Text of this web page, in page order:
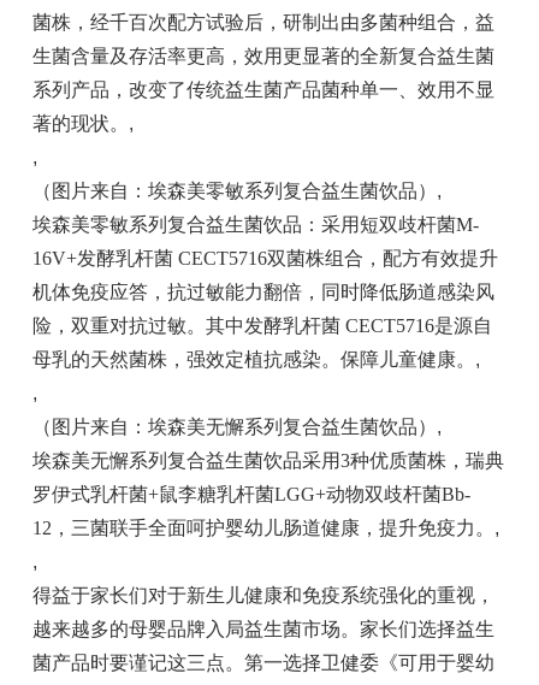
菌株，经千百次配方试验后，研制出由多菌种组合，益
生菌含量及存活率更高，效用更显著的全新复合益生菌
系列产品，改变了传统益生菌产品菌种单一、效用不显
著的现状。 ,
,
（图片来自：埃森美零敏系列复合益生菌饮品） ,
埃森美零敏系列复合益生菌饮品：采用短双歧杆菌M-
16V+发酵乳杆菌 CECT5716双菌株组合，配方有效提升
机体免疫应答，抗过敏能力翻倍，同时降低肠道感染风
险，双重对抗过敏。其中发酵乳杆菌 CECT5716是源自
母乳的天然菌株，强效定植抗感染。保障儿童健康。 ,
,
（图片来自：埃森美无懈系列复合益生菌饮品） ,
埃森美无懈系列复合益生菌饮品采用3种优质菌株，瑞典
罗伊式乳杆菌+鼠李糖乳杆菌LGG+动物双歧杆菌Bb-
12，三菌联手全面呵护婴幼儿肠道健康，提升免疫力。 ,
,
得益于家长们对于新生儿健康和免疫系统强化的重视，
越来越多的母婴品牌入局益生菌市场。家长们选择益生
菌产品时要谨记这三点。第一选择卫健委《可用于婴幼